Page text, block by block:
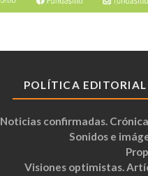
POLÍTICA EDITORIAL
Noticias confirmadas.
Sonidos e
Visiones optimistas.